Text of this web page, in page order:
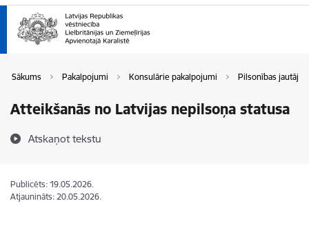
Sākums Pakalpojumi Konsulārie pakalpojumi Pilsonības
Atteikšanās no Latvijas nepilsoņa statusa
Atskaņot tekstu
Publicēts: 19.05.2026.
Atjaunināts: 20.05.2026.